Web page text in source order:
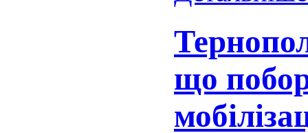
що